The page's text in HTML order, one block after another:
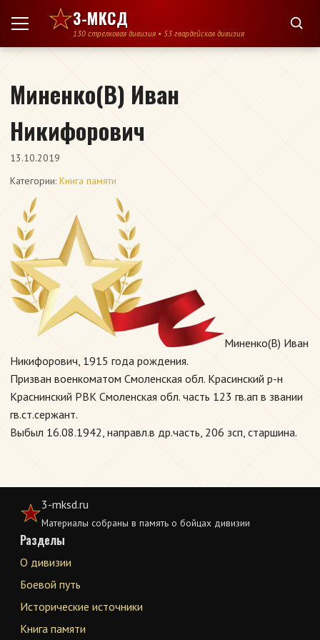
Перейти к содержимому
3-МКСД
130 стрелковая дивизия • 53 гвардейская дивизия
Миненко(В) Иван
Никифорович
13.10.2019
Категории: Книга памяти
Миненко(В) Иван
Никифорович, 1915 года рождения.
Призван военкоматом Смоленская обл. Красинский р-н
Краснинский РВК Смоленская обл. часть 123 гв.ап в звании
гв.ст.сержант.
Выбыл 16.08.1942, направл.в др.часть, 206 зсп, старшина.
3-mksd.ru
Материалы собраны в память о бойцах дивизии
Разделы
О дивизии
Боевой путь
Исторические источники
Книга памяти